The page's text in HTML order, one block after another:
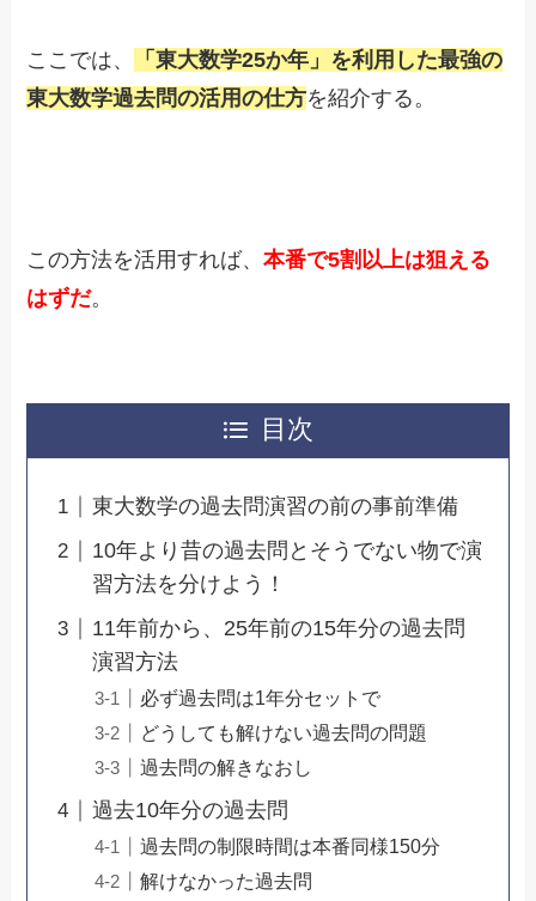
ここでは、
「東大数学25か年」を利用した最強の
東大数学過去問の活用の仕方を紹介する。
この方法を活用すれば、本番で5割以上は狙える
はずだ。
目次
東大数学の過去問演習の前の事前準備
10年より昔の過去問とそうでない物で演
習方法を分けよう！
11年前から、25年前の15年分の過去問
演習方法
必ず過去問は1年分セットで
どうしても解けない過去問の問題
過去問の解きなおし
過去10年分の過去問
過去問の制限時間は本番同様150分
解けなかった過去問